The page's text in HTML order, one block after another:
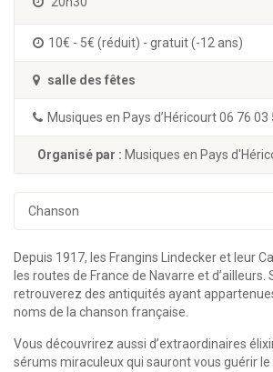
10€ - 5€ (réduit) - gratuit (-12 ans)
salle des fêtes
Musiques en Pays d’Héricourt 06 76 03
Organisé par : Musiques en Pays
Chanson
Depuis 1917, les Frangins Lindecker et leur
les routes de France de Navarre et d’ailleurs.
retrouverez des antiquités ayant
noms de la chanson française.
Vous découvrirez aussi d’extraordinaires
sérums miraculeux qui sauront vous guérir le